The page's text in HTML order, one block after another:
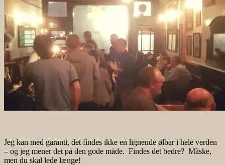
Jeg kan med garanti, det findes ikke en lignende ølbar i hele verden
– og jeg mener det på den gode måde. Findes det bedre? Måske,
men du skal lede længe!